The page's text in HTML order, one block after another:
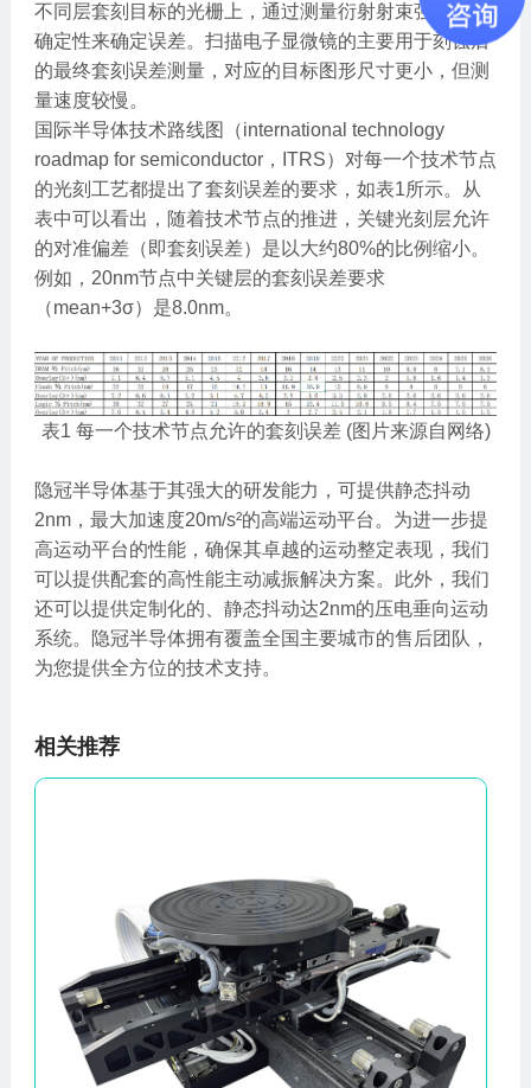
不同层套刻目标的光栅上，通过测量衍射射束强度的不
确定性来确定误差。扫描电子显微镜的主要用于刻蚀后
的最终套刻误差测量，对应的目标图形尺寸更小，但测
量速度较慢。
国际半导体技术路线图（international technology
roadmap for semiconductor，ITRS）对每一个技术节点
的光刻工艺都提出了套刻误差的要求，如表1所示。从
表中可以看出，随着技术节点的推进，关键光刻层允许
的对准偏差（即套刻误差）是以大约80%的比例缩小。
例如，20nm节点中关键层的套刻误差要求
（mean+3σ）是8.0nm。
表1 每一个技术节点允许的套刻误差 (图片来源自网络)
隐冠半导体基于其强大的研发能力，可提供静态抖动
2nm，最大加速度20m/s²的高端运动平台。为进一步提
高运动平台的性能，确保其卓越的运动整定表现，我们
可以提供配套的高性能主动减振解决方案。此外，我们
还可以提供定制化的、静态抖动达2nm的压电垂向运动
系统。隐冠半导体拥有覆盖全国主要城市的售后团队，
为您提供全方位的技术支持。
相关推荐